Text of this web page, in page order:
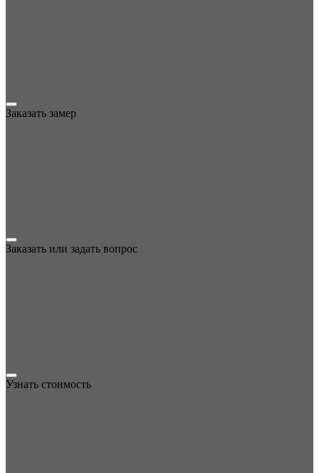
Заказать замер
Заказать или задать вопрос
Узнать стоимость